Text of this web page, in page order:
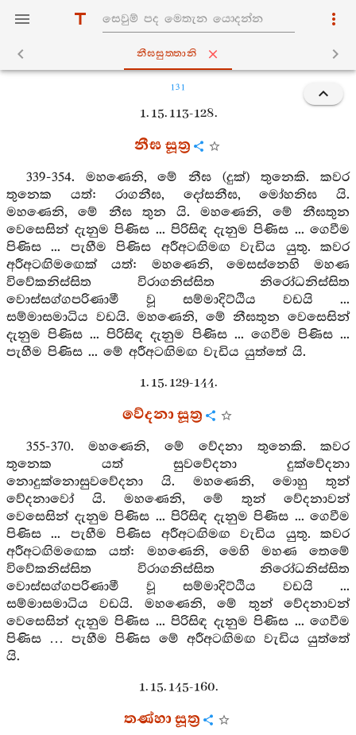
නීඝසුත‍්තානි
131
1. 15. 113-128.
නීඝ සූත්‍ර
339-354. මහණෙනි, මේ නීඝ (දුක්) තුනෙකි. කවර
තුනෙක යත්: රාගනීඝ, දෝසනීඝ, මෝහනිඝ යි.
මහණෙනි, මේ නීඝ තුන යි. මහණෙනි, මේ නීඝතුන
වෙසෙසින් දැනුම පිණිස ... පිරිසිඳ දැනුම පිණිස ... ගෙවීම
පිණිස ... පැහීම පිණිස අරීඅටඟිමඟ වැඩිය යුතු. කවර
අරීඅටඟිමඟෙක් යත්: මහණෙනි, මෙසස්නෙහි මහණ
විවේකනිස්සිත විරාගනිස්සිත නිරෝධනිස්සිත
වොස්සග්ගපරිණාමී වූ සම්මාදිට්ඨිය වඩයි ...
සම්මාසමාධිය වඩයි. මහණෙනි, මේ නීඝතුන වෙසෙසින්
දැනුම පිණිස ... පිරිසිඳ දැනුම පිණිස ... ගෙවීම පිණිස ...
පැහීම පිණිස ... මේ අරීඅටඟිමඟ වැඩිය යුත්තේ යි.
1. 15. 129-144.
වේදනා සූත්‍ර
355-370. මහණෙනි, මේ වේදනා තුනෙකි. කවර
තුනෙක යත් සුවවේදනා දුක්වේදනා
නොදුක්නොසුවවේදනා යි. මහණෙනි, මොහු තුන්
වේදනාවෝ යි. මහණෙනි, මේ තුන් වේදනාවන්
වෙසෙසින් දැනුම පිණිස ... පිරිසිඳ දැනුම පිණිස ... ගෙවීම
පිණිස ... පැහීම පිණිස අරීඅටඟිමඟ වැඩිය යුතු. කවර
අරීඅටඟිමඟෙක යත්: මහණෙනි, මෙහි මහණ තෙමේ
විවේකනිස්සිත විරාගනිස්සිත නිරෝධනිස්සිත
වොස්සග්ගපරිණාමී වූ සම්මාදිට්ඨිය වඩයි ...
සම්මාසමාධිය වඩයි. මහණෙනි, මේ තුන් වේදනාවන්
වෙසෙසින් දැනුම පිණිස ... පිරිසිඳ දැනුම පිණිස ... ගෙවීම
පිණිස … පැහීම පිණිස මේ අරීඅටඟිමඟ වැඩිය යුත්තේ
යි.
1. 15. 145-160.
තණ්හා සූත්‍ර